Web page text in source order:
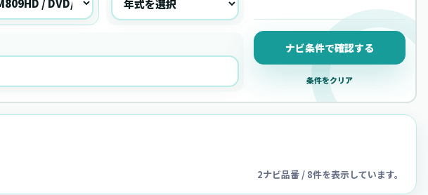
ナビ条件で確認する
条件をクリア
2ナビ品番 / 8件を表示しています。